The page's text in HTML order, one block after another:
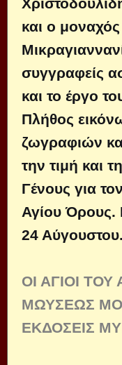
και ο
συγγραφείς
και το έργο
Πλήθος
ζωγραφιών
την τιμή και
Γένους για
Αγίου Όρους.
24 Αύγουστου.
ΟΙ ΑΓΙΟΙ
ΜΩΥΣΕΩΣ
ΕΚΔΟΣΕΙΣ